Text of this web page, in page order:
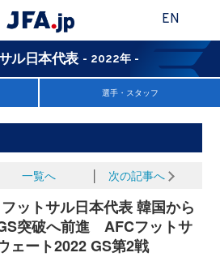
EN
ル日本代表 - 2022年 -
選手・スタッフ
一覧へ 次の記事へ
ットサル日本代表 韓国から
突破へ前進 AFCフットサ
ェート2022 GS第2戦